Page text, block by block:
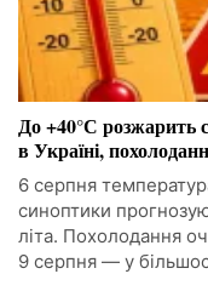
До +40°С розжарить
в Україні,
6 серпня
синоптики
літа. Похолодання
9 серпня — у